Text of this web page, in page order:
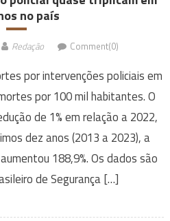
no país
Redação Comment(0)
por intervenções policiais em
por 100 mil habitantes. O
de 1% em relação a 2022,
dez anos (2013 a 2023), a
188,9%. Os dados são
de Segurança […]